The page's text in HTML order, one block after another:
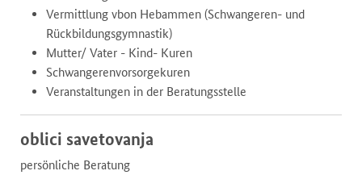
Vermittlung vbon Hebammen (Schwangeren- und
Rückbildungsgymnastik)
Mutter/ Vater - Kind- Kuren
Schwangerenvorsorgekuren
Veranstaltungen in der Beratungsstelle
oblici savetovanja
persönliche Beratung